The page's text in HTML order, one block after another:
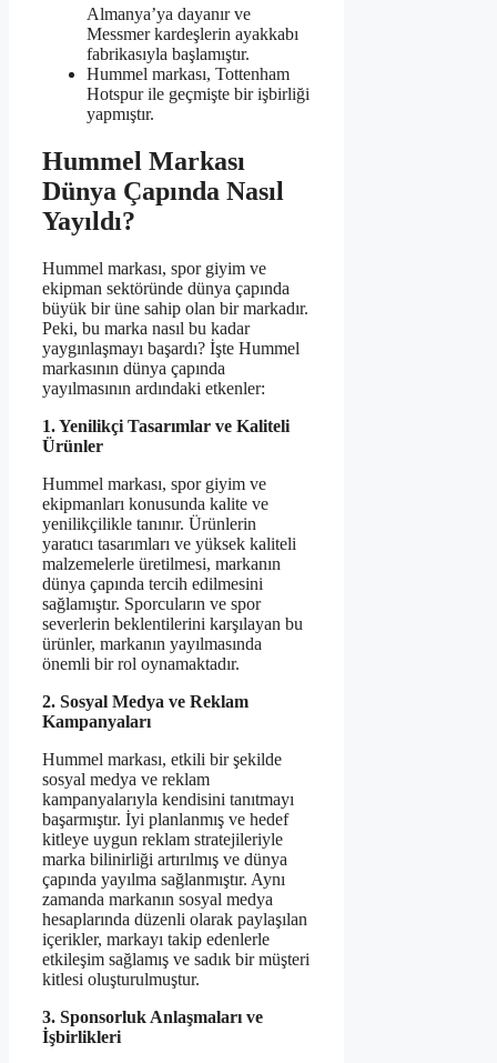
Almanya’ya dayanır ve
Messmer kardeşlerin ayakkabı
fabrikasıyla başlamıştır.
Hummel markası, Tottenham
Hotspur ile geçmişte bir işbirliği
yapmıştır.
Hummel Markası
Dünya Çapında Nasıl
Yayıldı?
Hummel markası, spor giyim ve
ekipman sektöründe dünya çapında
büyük bir üne sahip olan bir markadır.
Peki, bu marka nasıl bu kadar
yaygınlaşmayı başardı? İşte Hummel
markasının dünya çapında
yayılmasının ardındaki etkenler:
1. Yenilikçi Tasarımlar ve Kaliteli
Ürünler
Hummel markası, spor giyim ve
ekipmanları konusunda kalite ve
yenilikçilikle tanınır. Ürünlerin
yaratıcı tasarımları ve yüksek kaliteli
malzemelerle üretilmesi, markanın
dünya çapında tercih edilmesini
sağlamıştır. Sporcuların ve spor
severlerin beklentilerini karşılayan bu
ürünler, markanın yayılmasında
önemli bir rol oynamaktadır.
2. Sosyal Medya ve Reklam
Kampanyaları
Hummel markası, etkili bir şekilde
sosyal medya ve reklam
kampanyalarıyla kendisini tanıtmayı
başarmıştır. İyi planlanmış ve hedef
kitleye uygun reklam stratejileriyle
marka bilinirliği artırılmış ve dünya
çapında yayılma sağlanmıştır. Aynı
zamanda markanın sosyal medya
hesaplarında düzenli olarak paylaşılan
içerikler, markayı takip edenlerle
etkileşim sağlamış ve sadık bir müşteri
kitlesi oluşturulmuştur.
3. Sponsorluk Anlaşmaları ve
İşbirlikleri